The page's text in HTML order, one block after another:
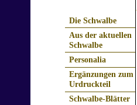
Die Schwalbe
Aus der aktuellen
Schwalbe
Personalia
Ergänzungen zum
Urdruckteil
Schwalbe-Blätter